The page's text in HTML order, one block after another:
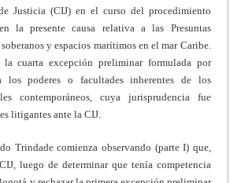
Justicia (CIJ) en el curso del procedimiento
la presente causa relativa a las Presuntas
y espacios marítimos en el mar Caribe.
cuarta excepción preliminar formulada por
los poderes o facultades inherentes de los
contemporáneos, cuya jurisprudencia fue
litigantes ante la CIJ.
Trindade comienza observando (parte I) que,
luego de determinar que tenía competencia